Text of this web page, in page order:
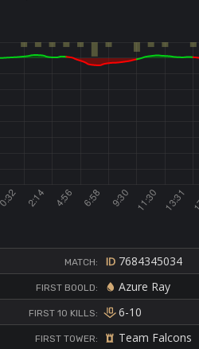
MATCH: 7684345034
FIRST BOOLD: Azure Ray
FIRST 10 KILLS: 6-10
FIRST TOWER: Team Falcons